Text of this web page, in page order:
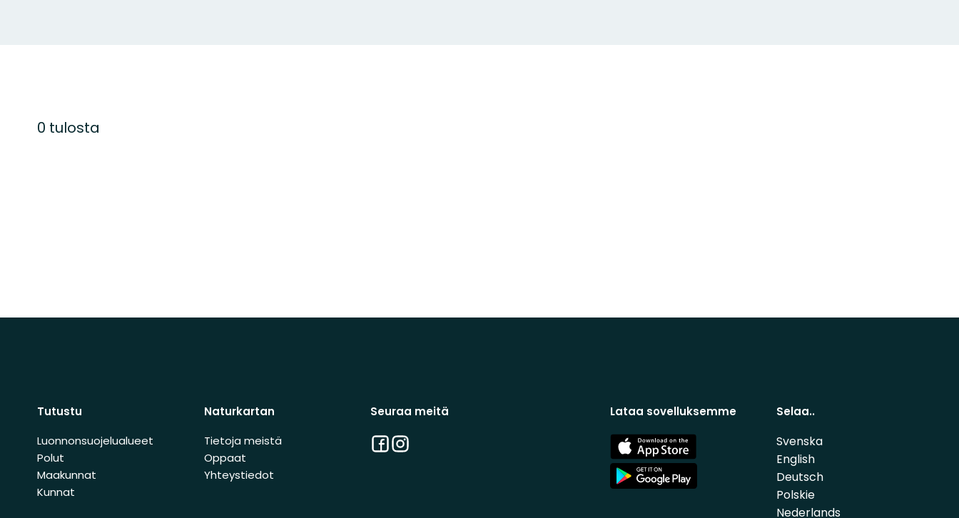
0 tulosta
Tutustu
Luonnonsuojelualueet
Polut
Maakunnat
Kunnat
Naturkartan
Tietoja meistä
Oppaat
Yhteystiedot
Seuraa meitä
Facebook
Instagram
Lataa sovelluksemme
App
Store
App
Store
Selaa..
Svenska
English
Deutsch
Polskie
Nederlands